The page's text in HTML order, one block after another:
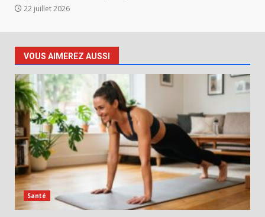
22 juillet 2026
VOUS AIMEREZ AUSSI
Santé